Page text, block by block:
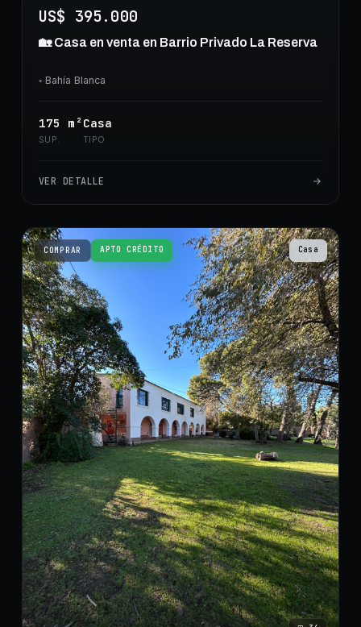
US$ 395.000
🏡 Casa en venta en Barrio Privado La Reserva
◦ Bahía Blanca
175 m²
SUP.
Casa
TIPO
VER DETALLE
COMPRAR APTO CRÉDITO Casa